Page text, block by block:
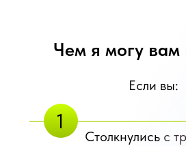
Чем я могу вам
1
Столкнулись с
Если вы: